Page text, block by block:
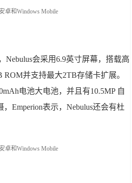
Nebulus会采用6.9英寸屏幕，搭载高
ROM并支持最大2TB存储卡扩展。
电池大电池，并且有10.5MP 自
Emperion表示，Nebulus还会有杜